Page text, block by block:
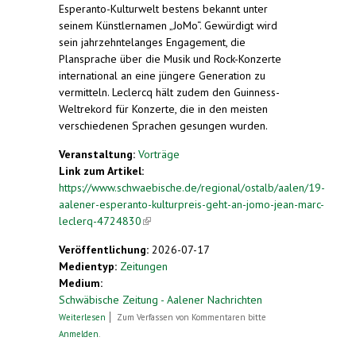
Esperanto-Kulturwelt bestens bekannt unter
seinem Künstlernamen „JoMo“. Gewürdigt wird
sein jahrzehntelanges Engagement, die
Plansprache über die Musik und Rock-Konzerte
international an eine jüngere Generation zu
vermitteln. Leclercq hält zudem den Guinness-
Weltrekord für Konzerte, die in den meisten
verschiedenen Sprachen gesungen wurden.
Veranstaltung: Vorträge
Link zum Artikel:
https://www.schwaebische.de/regional/ostalb/aalen/19-
aalener-esperanto-kulturpreis-geht-an-jomo-jean-marc-
leclerq-4724830(link is external)
Veröffentlichung: 2026-07-17
Medientyp: Zeitungen
Medium:
Schwäbische Zeitung - Aalener Nachrichten
Weiterlesen über 19. Aalener Esperanto-Kulturpreis geht an
Zum Verfassen von Kommentaren bitte
Anmelden